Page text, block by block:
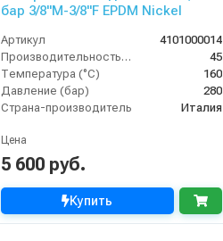
бар 3/8"M-3/8"F EPDM Nickel
Артикул
4101000014
Производительность (л/мин)
45
Температура (°C)
160
Давление (бар)
280
Страна-производитель
Италия
Цена
5 600 руб.
Купить